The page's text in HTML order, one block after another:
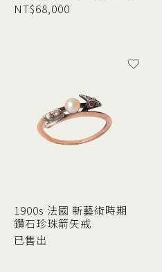
NT$68,000
1900s 法國 新藝術時期
鑽石珍珠箭矢戒
已售出